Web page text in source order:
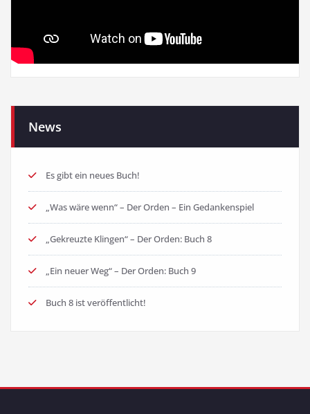
News
Es gibt ein neues Buch!
„Was wäre wenn“ – Der Orden – Ein Gedankenspiel
„Gekreuzte Klingen“ – Der Orden: Buch 8
„Ein neuer Weg“ – Der Orden: Buch 9
Buch 8 ist veröffentlicht!